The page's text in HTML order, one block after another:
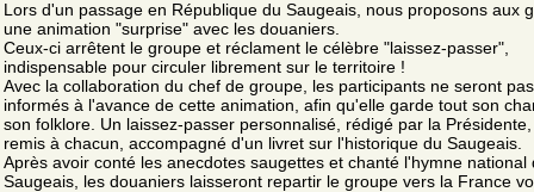
Lors d'un passage en République du Saugeais, nous proposons aux
une animation "surprise" avec les douaniers.
Ceux-ci arrêtent le groupe et réclament le célèbre "laissez-passer",
indispensable pour circuler librement sur le territoire !
Avec la collaboration du chef de groupe, les participants ne seront pas
informés à l'avance de cette animation, afin qu'elle garde tout son
son folklore. Un laissez-passer personnalisé, rédigé par la
remis à chacun, accompagné d'un livret sur l'historique du Saugeais.
Après avoir conté les anecdotes saugettes et chanté l'hymne national
Saugeais, les douaniers laisseront repartir le groupe vers la France